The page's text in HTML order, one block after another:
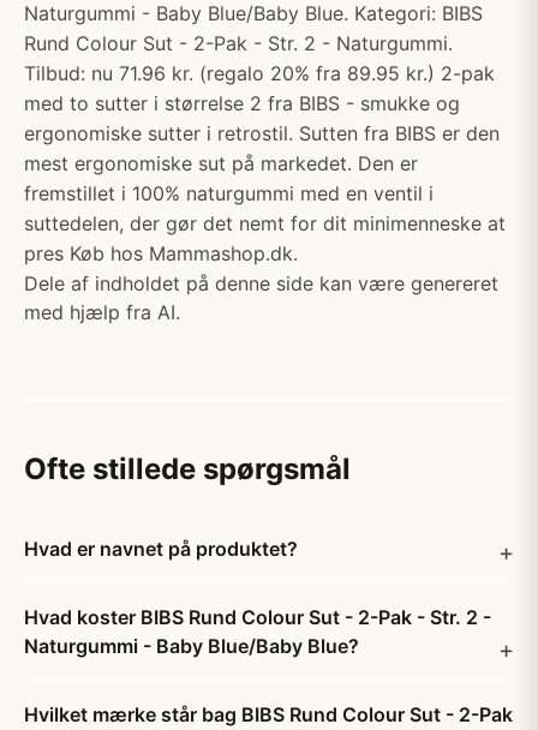
Naturgummi - Baby Blue/Baby Blue. Kategori: BIBS
Rund Colour Sut - 2-Pak - Str. 2 - Naturgummi.
Tilbud: nu 71.96 kr. (regalo 20% fra 89.95 kr.) 2-pak
med to sutter i størrelse 2 fra BIBS - smukke og
ergonomiske sutter i retrostil. Sutten fra BIBS er den
mest ergonomiske sut på markedet. Den er
fremstillet i 100% naturgummi med en ventil i
suttedelen, der gør det nemt for dit minimenneske at
pres Køb hos Mammashop.dk.
Dele af indholdet på denne side kan være genereret
med hjælp fra AI.
Ofte stillede spørgsmål
Hvad er navnet på produktet?
Hvad koster BIBS Rund Colour Sut - 2-Pak - Str. 2 -
Naturgummi - Baby Blue/Baby Blue?
Hvilket mærke står bag BIBS Rund Colour Sut - 2-Pak